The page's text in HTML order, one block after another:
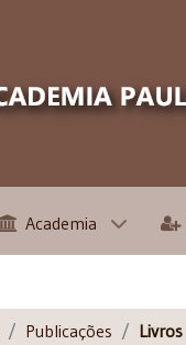
Academia
Publicações Livros